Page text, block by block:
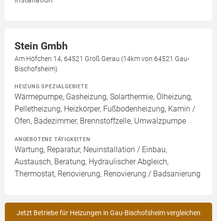
Stein Gmbh
Am Höfchen 14, 64521 Groß Gerau (14km von 64521 Gau-
Bischofsheim)
HEIZUNG SPEZIALGEBIETE
Wärmepumpe, Gasheizung, Solarthermie, Ölheizung,
Pelletheizung, Heizkörper, Fußbodenheizung, Kamin /
Ofen, Badezimmer, Brennstoffzelle, Umwälzpumpe
ANGEBOTENE TÄTIGKEITEN
Wartung, Reparatur, Neuinstallation / Einbau,
Austausch, Beratung, Hydraulischer Abgleich,
Thermostat, Renovierung, Renovierung / Badsanierung
Jetzt Betriebe für Heizungen in Gau-Bischofsheim vergleichen